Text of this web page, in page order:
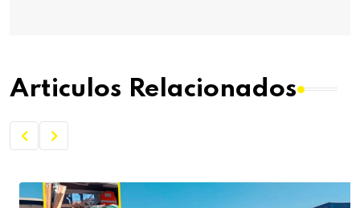
Articulos Relacionados